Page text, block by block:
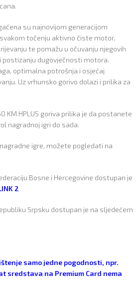
su najnovijom generacijom
točenju aktivno čiste motor,
te pomažu u očuvanju njegovih
dugovječnosti motora.
optimalna potrošnja i osjećaj
Uz vrhunsko gorivo dolazi i prilika za
KM HPLUS goriva prilika je da postanete
nagradnoj igri do sada.
igre, možete pogledati na
Bosne i Hercegovine dostupan je
2
Srpsku dostupan je na sljedećem
samo jedne pogodnosti, npr.
sredstava na Premium Card nema